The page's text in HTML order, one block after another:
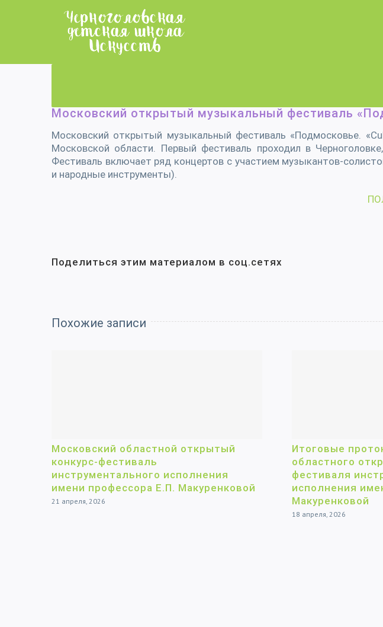
Московский открытый музыкальный фестиваль
Московский открытый музыкальный фестиваль «Подмосковье.
Московской области. Первый фестиваль проходил в
Фестиваль включает ряд концертов с участием музыкантов-
и народные инструменты).
Поделиться этим материалом в соц.сетях
Похожие записи
Московский областной открытый
конкурс-фестиваль
инструментального исполнения
имени профессора Е.П. Макуренковой
21 апреля, 2026
Итоговые
областного
фестиваля
исполнения
Макуренковой
18 апреля, 2026